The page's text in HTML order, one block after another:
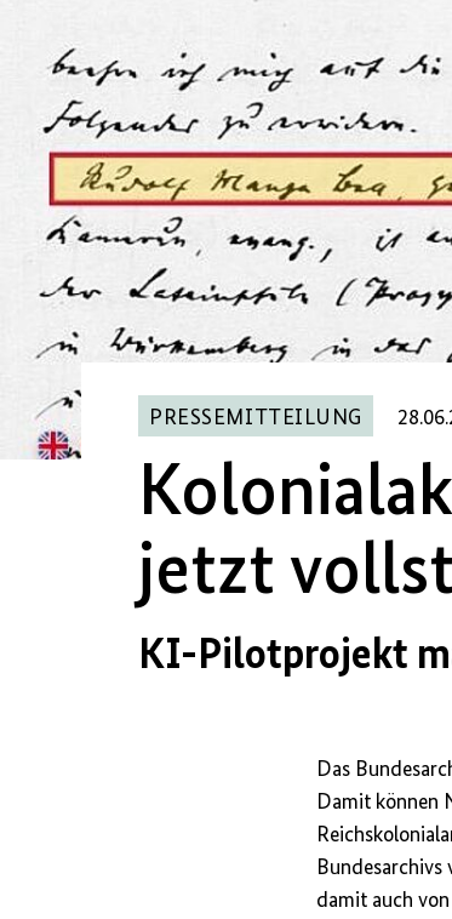
PRESSEMITTEILUNG
jetzt
KI-Pilotprojekt
Das
Damit können
Bundesarchivs
damit auch